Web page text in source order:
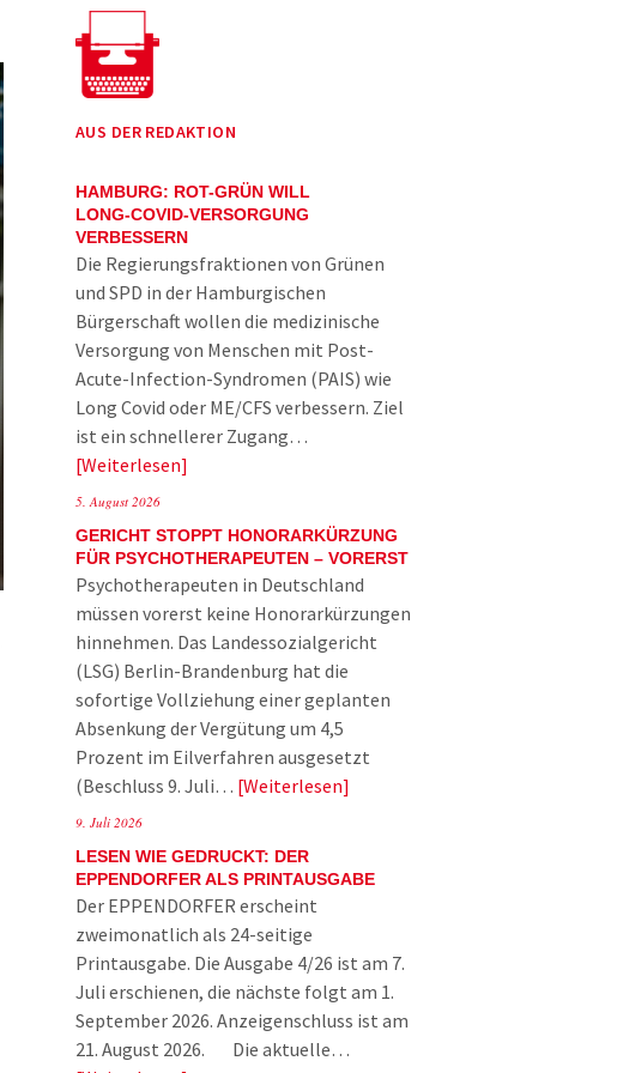
AUS DER REDAKTION
HAMBURG: ROT-GRÜN WILL
LONG-COVID-VERSORGUNG
VERBESSERN
Die Regierungsfraktionen von Grünen
und SPD in der Hamburgischen
Bürgerschaft wollen die medizinische
Versorgung von Menschen mit Post-
Acute-Infection-Syndromen (PAIS) wie
Long Covid oder ME/CFS verbessern. Ziel
ist ein schnellerer Zugang…
Weiterlesen
5. August 2026
GERICHT STOPPT HONORARKÜRZUNG
FÜR PSYCHOTHERAPEUTEN – VORERST
Psychotherapeuten in Deutschland
müssen vorerst keine Honorarkürzungen
hinnehmen. Das Landessozialgericht
(LSG) Berlin-Brandenburg hat die
sofortige Vollziehung einer geplanten
Absenkung der Vergütung um 4,5
Prozent im Eilverfahren ausgesetzt
(Beschluss 9. Juli… Weiterlesen
9. Juli 2026
LESEN WIE GEDRUCKT: DER
EPPENDORFER ALS PRINTAUSGABE
Der EPPENDORFER erscheint
zweimonatlich als 24-seitige
Printausgabe. Die Ausgabe 4/26 ist am 7.
Juli erschienen, die nächste folgt am 1.
September 2026. Anzeigenschluss ist am
21. August 2026. Die aktuelle…